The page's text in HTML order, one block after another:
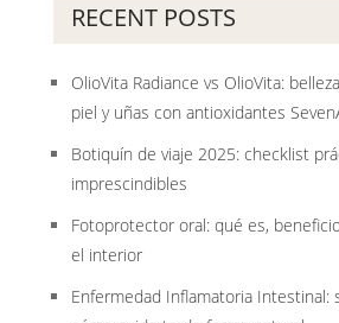
RECENT POSTS
OlioVita Radiance vs OlioVita:
piel y uñas con antioxidantes
Botiquín de viaje 2025: checklist
imprescindibles
Fotoprotector oral: qué es,
el interior
Enfermedad Inflamatoria Intestinal: